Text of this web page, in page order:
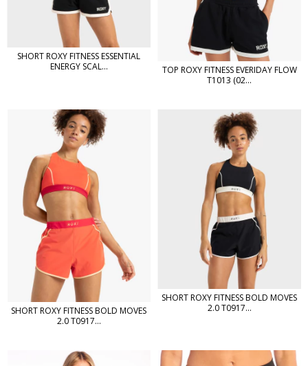
SHORT ROXY FITNESS ESSENTIAL
ENERGY SCAL...
TOP ROXY FITNESS EVERIDAY FLOW
T1013 (02...
SHORT ROXY FITNESS BOLD MOVES
2.0 T0917...
SHORT ROXY FITNESS BOLD MOVES
2.0 T0917...